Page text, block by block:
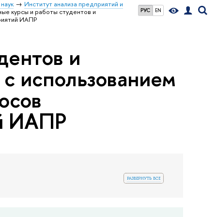
РУС EN
Институт анализа предприятий и
курсы и работы студентов и
ИАПР
и
использованием
ИАПР
развернуть все